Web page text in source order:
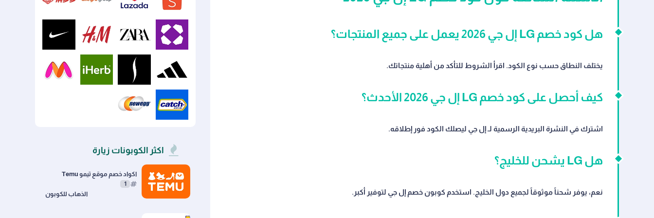
هل كود خصم LG إل جي 2026 يعمل على جميع المنتجات؟
يختلف النطاق حسب نوع الكود. اقرأ الشروط للتأكد من أهلية منتجاتك.
كيف أحصل على كود خصم LG إل جي 2026 الأحدث؟
اشترك في النشرة البريدية الرسمية لـ إل جي ليصلك الكود فور إطلاقه.
هل LG يشحن للخليج؟
نعم، يوفر شحناً موثوقاً لجميع دول الخليج. استخدم كوبون خصم إل جي لتوفير أكبر.
Shopee
Lazada
Allegro
Pinduoduo
Wayfair
Zara
H&M
Nike
Adidas
Sephora
اكثر الكوبونات زيارة
اكواد خصم موقع تيمو Temu
1